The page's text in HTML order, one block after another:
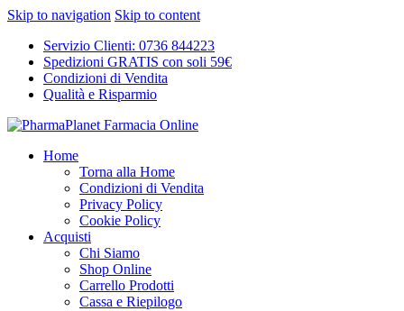
Skip to navigation Skip to content
Servizio Clienti: 0736 844223
Spedizioni GRATIS con soli 59€
Condizioni di Vendita
Qualità e Risparmio
Home
Torna alla Home
Condizioni di Vendita
Privacy Policy
Cookie Policy
Acquisti
Chi Siamo
Shop Online
Carrello Prodotti
Cassa e Riepilogo